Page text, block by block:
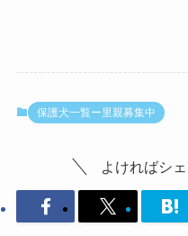
保護犬一覧ー里親募集中
よければシ